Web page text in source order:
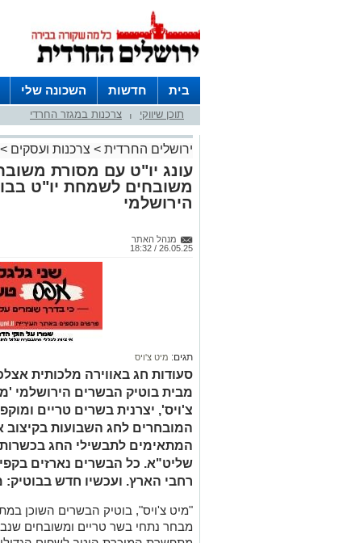
בית חדשות השכונה שלי
חצרות
תוכן שיווקי צרכנות במגזר החרדי
ירושלים החרדית > צרכנות ועסקים >
עונג יו"ט עם מסורת
משובחים לשמחת יו"ט
הירושלמי
מנהל האתר
26.05.25 / 18:32
תגים: מיט צ'ויס
סעודות חג באווירה מלכותית
מבית בוטיק הבשרים הירושלמי
צ'ויס', יצרנית בשרים טריים
המובחרים לחג השבועות בקיצוב
המתאימים לתבשילי החג
שליט"א. כל הבשרים נארזים
רחבי הארץ. ועכשיו חדש בבוטיק:
מבחר נתחי בשר טריים ומשובחים